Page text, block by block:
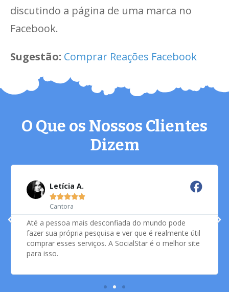
discutindo a página de uma marca no
Facebook.
Sugestão: Comprar Reações Facebook
O Que os Nossos Clientes
Dizem
Letícia A.

Cantora
Até a pessoa mais desconfiada do mundo pode
fazer sua própria pesquisa e ver que é realmente útil
comprar esses serviços. A SocialStar é o melhor site
para isso.